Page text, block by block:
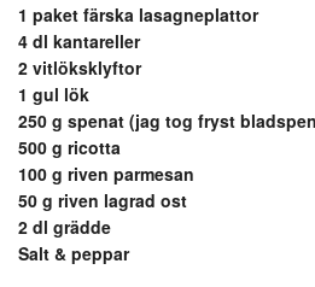
1 paket färska lasagneplattor
4 dl kantareller
2 vitlöksklyftor
1 gul lök
250 g spenat (jag tog fryst
500 g ricotta
100 g riven parmesan
50 g riven lagrad ost
2 dl grädde
Salt & peppar